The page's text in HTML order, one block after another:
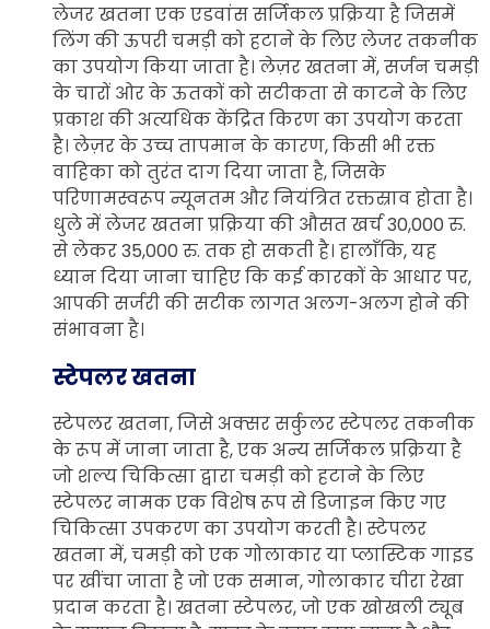
लेजर खतना एक एडवांस सर्जिकल प्रक्रिया है जिसमें
लिंग की ऊपरी चमड़ी को हटाने के लिए लेजर तकनीक
का उपयोग किया जाता है। लेज़र खतना में, सर्जन चमड़ी
के चारों ओर के ऊतकों को सटीकता से काटने के लिए
प्रकाश की अत्यधिक केंद्रित किरण का उपयोग करता
है। लेज़र के उच्च तापमान के कारण, किसी भी रक्त
वाहिका को तुरंत दाग दिया जाता है, जिसके
परिणामस्वरूप न्यूनतम और नियंत्रित रक्तस्राव होता है।
धुले में लेजर खतना प्रक्रिया की औसत खर्च 30,000 रु.
से लेकर 35,000 रु. तक हो सकती है। हालाँकि, यह
ध्यान दिया जाना चाहिए कि कई कारकों के आधार पर,
आपकी सर्जरी की सटीक लागत अलग-अलग होने की
संभावना है।
स्टेपलर खतना
स्टेपलर खतना, जिसे अक्सर सर्कुलर स्टेपलर तकनीक
के रूप में जाना जाता है, एक अन्य सर्जिकल प्रक्रिया है
जो शल्य चिकित्सा द्वारा चमड़ी को हटाने के लिए
स्टेपलर नामक एक विशेष रूप से डिजाइन किए गए
चिकित्सा उपकरण का उपयोग करती है। स्टेपलर
खतना में, चमड़ी को एक गोलाकार या प्लास्टिक गाइड
पर खींचा जाता है जो एक समान, गोलाकार चीरा रेखा
प्रदान करता है। खतना स्टेपलर, जो एक खोखली ट्यूब